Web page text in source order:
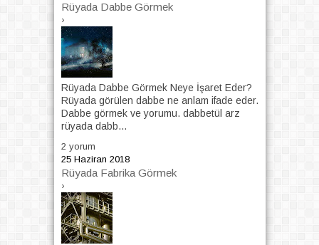
Rüyada Dabbe Görmek
›
Rüyada Dabbe Görmek Neye İşaret Eder?
Rüyada görülen dabbe ne anlam ifade eder.
Dabbe görmek ve yorumu. dabbetül arz
rüyada dabb...
2 yorum
25 Haziran 2018
Rüyada Fabrika Görmek
›